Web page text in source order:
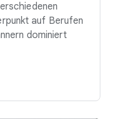
auf Berufen
dominiert